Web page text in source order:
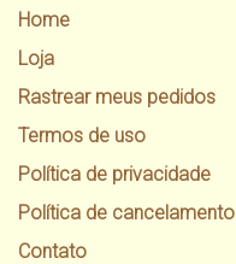
Home
Loja
Rastrear meus pedidos
Termos de uso
Política de privacidade
Política de cancelamento
Contato